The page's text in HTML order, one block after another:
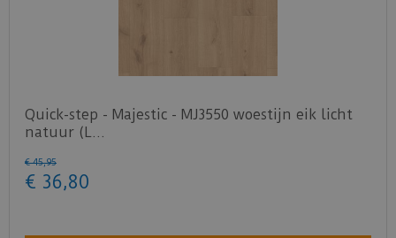
Quick-step - Majestic - MJ3550 woestijn eik licht
natuur (L…
€ 45,95
€ 36,80